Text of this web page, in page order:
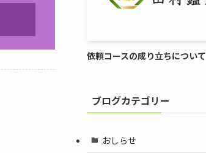
依頼コースの成り立ちについて
ブログカテゴリー
おしらせ